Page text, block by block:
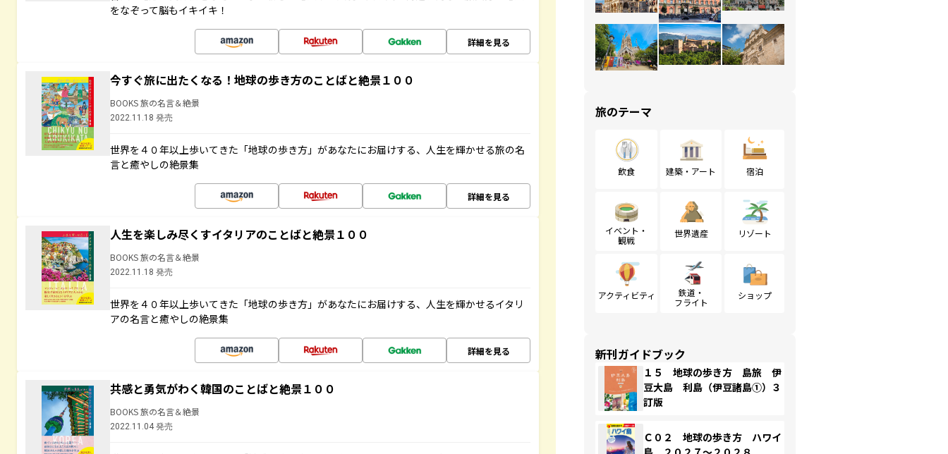
をなぞって脳もイキイキ！
詳細を見る
今すぐ旅に出たくなる！地球の歩き方のことばと絶景１００
BOOKS 旅の名言＆絶景
2022.11.18 発売
世界を４０年以上歩いてきた「地球の歩き方」があなたにお届けする、人生を輝かせる旅の名
言と癒やしの絶景集
詳細を見る
人生を楽しみ尽くすイタリアのことばと絶景１００
BOOKS 旅の名言＆絶景
2022.11.18 発売
世界を４０年以上歩いてきた「地球の歩き方」があなたにお届けする、人生を輝かせるイタリ
アの名言と癒やしの絶景集
詳細を見る
共感と勇気がわく韓国のことばと絶景１００
BOOKS 旅の名言＆絶景
2022.11.04 発売
旅のテーマ
飲食 建築・アート 宿泊
イベント・
観戦
世界遺産 リゾート
アクティビティ
鉄道・
フライト
ショップ
新刊ガイドブック
１５ 地球の歩き方 島旅 伊
豆大島 利島（伊豆諸島①）３
訂版
Ｃ０２ 地球の歩き方 ハワイ